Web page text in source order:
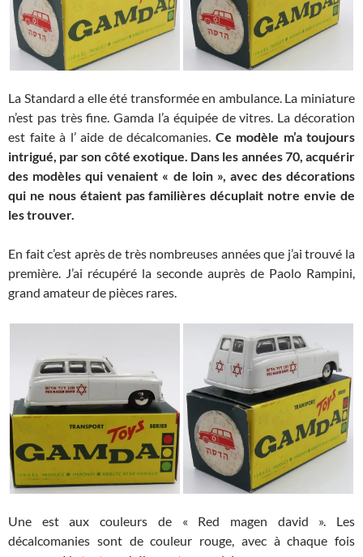
La Standard a elle été transformée en ambulance. La miniature
n’est pas très fine. Gamda l’a équipée de vitres. La décoration
est faite à l’ aide de décalcomanies. Ce modèle m’a toujours
intrigué, par son côté exotique. Dans les années 70, acquérir
des modèles qui venaient « de loin », avec des décorations
qui ne nous étaient pas familières décuplait notre envie de
les trouver.
En fait c’est après de très nombreuses années que j’ai trouvé la
première. J’ai récupéré la seconde auprès de Paolo Rampini,
grand amateur de pièces rares.
Une est aux couleurs de « Red magen david ». Les
décalcomanies sont de couleur rouge, avec à chaque fois